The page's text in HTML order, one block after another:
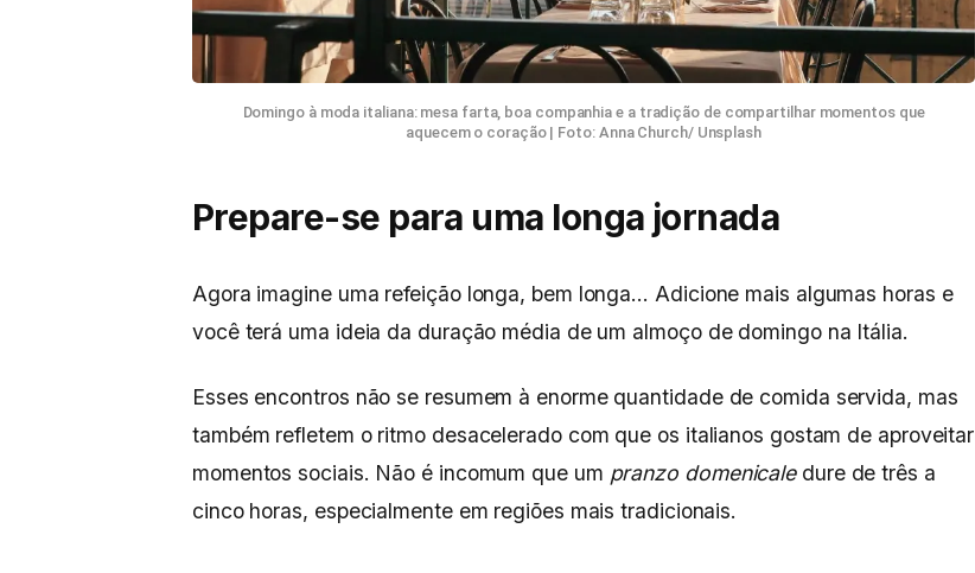
Domingo à moda italiana: mesa farta, boa companhia e a tradição de compartilhar momentos que
aquecem o coração | Foto: Anna Church/ Unsplash
Prepare-se para uma longa jornada
Agora imagine uma refeição longa, bem longa… Adicione mais algumas horas e
você terá uma ideia da duração média de um almoço de domingo na Itália.
Esses encontros não se resumem à enorme quantidade de comida servida, mas
também refletem o ritmo desacelerado com que os italianos gostam de aproveitar
momentos sociais. Não é incomum que um pranzo domenicaledure de três a
cinco horas, especialmente em regiões mais tradicionais.